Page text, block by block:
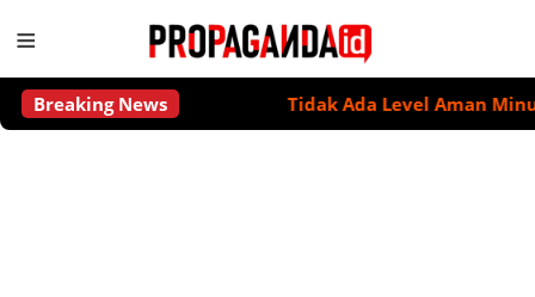
≡
Breaking News Tidak Ada Level Aman Minum